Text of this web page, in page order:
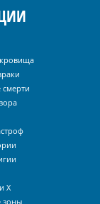
Х
зоны